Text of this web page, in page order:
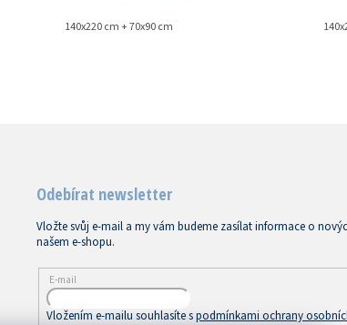
140x220 cm + 70x90 cm
Odebírat newsletter
Vložte svůj e-mail a my vám budeme zasílat informace o
našem e-shopu.
E-mail
Vložením e-mailu souhlasíte spodmínkami ochrany